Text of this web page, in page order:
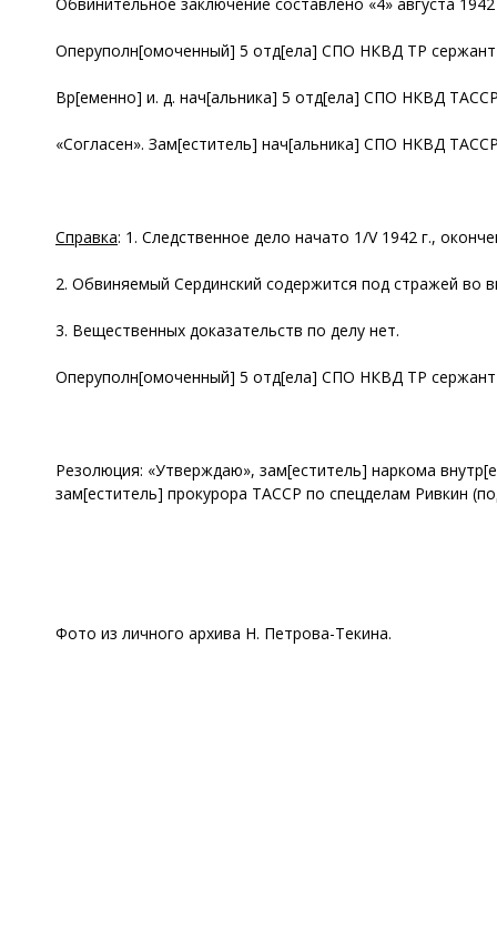
Оперуполн[омоченный] 5 отд[ела] СПО НКВД ТР сержант
Вр[еменно] и. д. нач[альника] 5 отд[ела] СПО НКВД
«Согласен». Зам[еститель] нач[альника] СПО НКВД
Справка: 1. Следственное дело начато 1/V 1942 г.,
2. Обвиняемый Сердинский содержится под стражей во
3. Вещественных доказательств по делу нет.
Оперуполн[омоченный] 5 отд[ела] СПО НКВД ТР сержант
Резолюция: «Утверждаю», зам[еститель] наркома
зам[еститель] прокурора ТАССР по спецделам Ривкин
Фото из личного архива Н. Петрова-Текина.